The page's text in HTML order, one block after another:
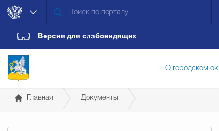
Версия для слабовидящих
О городском
Главная Документы